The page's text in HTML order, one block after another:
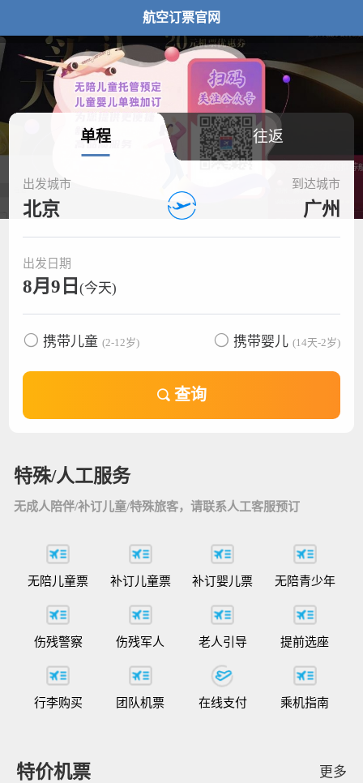
航空订票官网
单程 往返
出发城市
北京
到达城市
广州
出发日期
8月9日 (今天)
携带儿童 (2-12岁) 携带婴儿 (14天-2岁)
查询
特殊/人工服务
无成人陪伴/补订儿童/特殊旅客，请联系人工客服预订
无陪儿童票 补订儿童票 补订婴儿票 无陪青少年
伤残警察 伤残军人 老人引导 提前选座
行李购买 团队机票 在线支付 乘机指南
特价机票 更多